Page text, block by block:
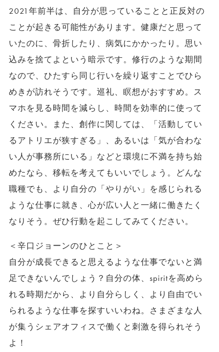
2021年前半は、自分が思っていることと正反対の
ことが起きる可能性があります。健康だと思って
いたのに、骨折したり、病気にかかったり。思い
込みを捨てよという暗示です。修行のような期間
なので、ひたすら同じ行いを繰り返すことでひら
めきが訪れそうです。巡礼、瞑想がおすすめ。ス
マホを見る時間を減らし、時間を効率的に使って
ください。また、創作に関しては、「活動してい
るアトリエが狭すぎる」、あるいは「気が合わな
い人が事務所にいる」などと環境に不満を持ち始
めたなら、移転を考えてもいいでしょう。どんな
職種でも、より自分の「やりがい」を感じられる
ような仕事に就き、心が広い人と一緒に働きたく
なりそう。ぜひ行動を起こしてみてください。
＜辛口ジョーンのひとこと＞
自分が成長できると思えるような仕事でないと満
足できないんでしょう？自分の体、spiritを高めら
れる時期だから、より自分らしく、より自由でい
られるような仕事を探すいいわね。さまざまな人
が集うシェアオフィスで働くと刺激を得られそう
よ！